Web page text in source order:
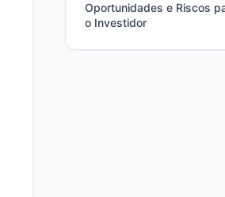
Oportunidades e Riscos
o Investidor